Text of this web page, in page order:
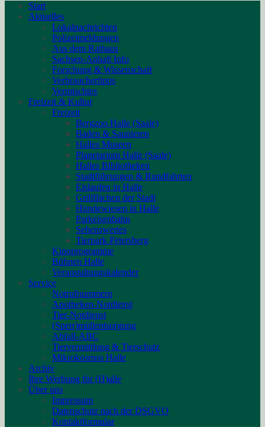
Start
Aktuelles
Lokalnachrichten
Polizeimeldungen
Aus dem Rathaus
Sachsen-Anhalt Info
Forschung & Wissenschaft
Verbrauchertipps
Vermischtes
Freizeit & Kultur
Freizeit
Bergzoo Halle (Saale)
Baden & Saunieren
Halles Museen
Planetarium Halle (Saale)
Halles Bibliotheken
Stadtführungen & Rundfahrten
Eislaufen in Halle
Grillflächen der Stadt
Hundewiesen in Halle
Parkeisenbahn
Sehenswertes
Tierpark Petersberg
Kinoprogramme
Bühnen Halle
Veranstaltungskalender
Service
Notrufnummern
Apotheken-Notdienst
Tier-Notdienst
(Sperr)müllentsorgung
Abfall-ABC
Tiervermittlung & Tierschutz
Mikrokosmos Halle
Archiv
Ihre Werbung für (H)alle
Über uns
Impressum
Datenschutz nach der DSGVO
Kontaktformular